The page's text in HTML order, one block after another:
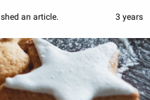
an article. 3 years